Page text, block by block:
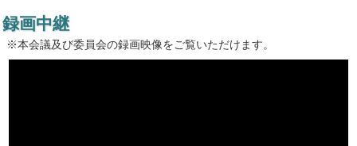
録画中継
※本会議及び委員会の録画映像をご覧いただけます。